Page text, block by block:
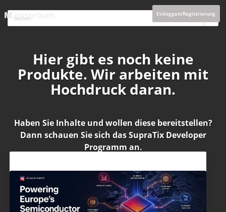
Einloggen/Registrierung
Hier gibt es noch keine
Produkte. Wir arbeiten mit
Hochdruck daran.
Haben Sie Inhalte und wollen diese bereitstellen?
Dann schauen Sie sich dasSupraTix Developer
Programm an.